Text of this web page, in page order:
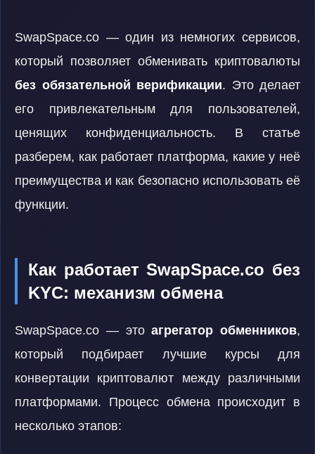
SwapSpace.co — один из немногих сервисов,
который позволяет обменивать криптовалюты
без обязательной верификации. Это делает
его привлекательным для пользователей,
ценящих конфиденциальность. В статье
разберем, как работает платформа, какие у неё
преимущества и как безопасно использовать её
функции.
Как работает SwapSpace.co без
KYC: механизм обмена
SwapSpace.co — этоагрегатор обменников,
который подбирает лучшие курсы для
конвертации криптовалют между различными
платформами. Процесс обмена происходит в
несколько этапов: